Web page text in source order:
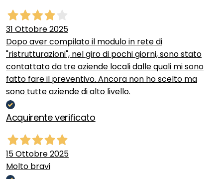
31 Ottobre 2025
Dopo aver compilato il modulo in rete di
"ristrutturazioni", nel giro di pochi giorni, sono stato
contattato da tre aziende locali dalle quali mi sono
fatto fare il preventivo. Ancora non ho scelto ma
sono tutte aziende di alto livello.
Acquirente verificato
15 Ottobre 2025
Molto bravi